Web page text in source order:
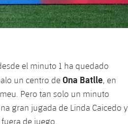
el minuto 1 ha quedado
un centro de Ona Batlle, en
Pero tan solo un minuto
gran jugada de Linda Caicedo y
de juego.